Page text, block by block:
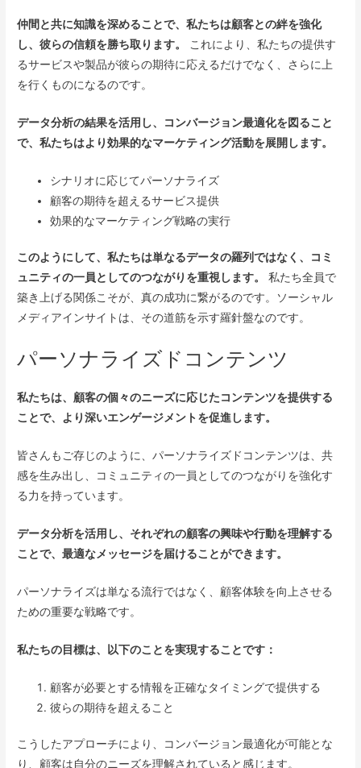
仲間と共に知識を深めることで、私たちは顧客との絆を強化
し、彼らの信頼を勝ち取ります。
これにより、私たちの提供す
るサービスや製品が彼らの期待に応えるだけでなく、さらに上
を行くものになるのです。
データ分析の結果を活用し、コンバージョン最適化を図ること
で、私たちはより効果的なマーケティング活動を展開します。
シナリオに応じてパーソナライズ
顧客の期待を超えるサービス提供
効果的なマーケティング戦略の実行
このようにして、私たちは単なるデータの羅列ではなく、コミ
ュニティの一員としてのつながりを重視します。
私たち全員で
築き上げる関係こそが、真の成功に繋がるのです。ソーシャル
メディアインサイトは、その道筋を示す羅針盤なのです。
パーソナライズドコンテンツ
私たちは、顧客の個々のニーズに応じたコンテンツを提供する
ことで、より深いエンゲージメントを促進します。
皆さんもご存じのように、パーソナライズドコンテンツは、共
感を生み出し、コミュニティの一員としてのつながりを強化す
る力を持っています。
データ分析を活用し、それぞれの顧客の興味や行動を理解する
ことで、最適なメッセージを届けることができます。
パーソナライズは単なる流行ではなく、顧客体験を向上させる
ための重要な戦略です。
私たちの目標は、以下のことを実現することです：
顧客が必要とする情報を正確なタイミングで提供する
彼らの期待を超えること
こうしたアプローチにより、コンバージョン最適化が可能とな
り、顧客は自分のニーズを理解されていると感じます。